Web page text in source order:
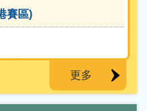
」現場作文交流活動
賽區)
徵文比賽
更多